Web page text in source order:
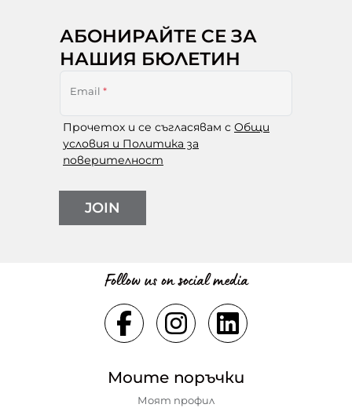
АБОНИРАЙТЕ СЕ ЗА
НАШИЯ БЮЛЕТИН
Email *
Прочетох и се съгласявам с Общи
условия и Политика за
поверителност
JOIN
Follow us on social media
Моите поръчки
Моят профил